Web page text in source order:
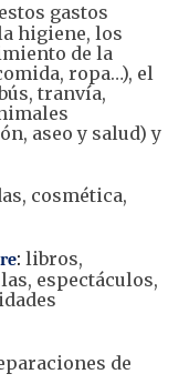
estos gastos
higiene, los
de la
ropa…), el
tranvía,
aseo y salud) y
cosmética,
: libros,
espectáculos,
de